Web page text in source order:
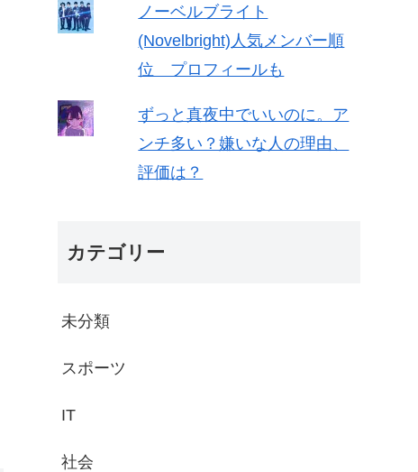
ノーベルブライト
(Novelbright)人気メンバー順
位 プロフィールも
ずっと真夜中でいいのに。ア
ンチ多い？嫌いな人の理由、
評価は？
カテゴリー
未分類
スポーツ
IT
社会